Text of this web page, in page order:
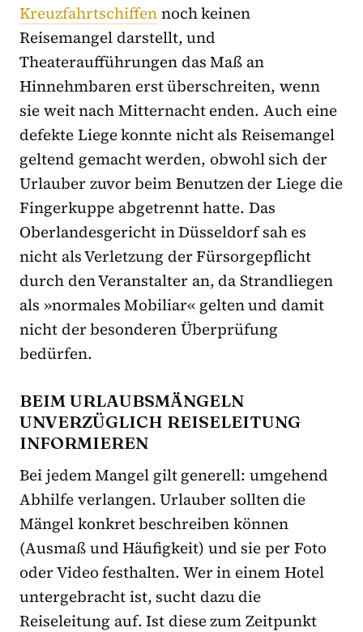
Kreuzfahrtschiffennoch keinen
Reisemangel darstellt, und
Theateraufführungen das Maß an
Hinnehmbaren erst überschreiten, wenn
sie weit nach Mitternacht enden. Auch eine
defekte Liege konnte nicht als Reisemangel
geltend gemacht werden, obwohl sich der
Urlauber zuvor beim Benutzen der Liege die
Fingerkuppe abgetrennt hatte. Das
Oberlandesgericht in Düsseldorf sah es
nicht als Verletzung der Fürsorgepflicht
durch den Veranstalter an, da Strandliegen
als »normales Mobiliar« gelten und damit
nicht der besonderen Überprüfung
bedürfen.
BEIM URLAUBSMÄNGELN
UNVERZÜGLICH REISELEITUNG
INFORMIEREN
Bei jedem Mangel gilt generell: umgehend
Abhilfe verlangen. Urlauber sollten die
Mängel konkret beschreiben können
(Ausmaß und Häufigkeit) und sie per Foto
oder Video festhalten. Wer in einem Hotel
untergebracht ist, sucht dazu die
Reiseleitung auf. Ist diese zum Zeitpunkt